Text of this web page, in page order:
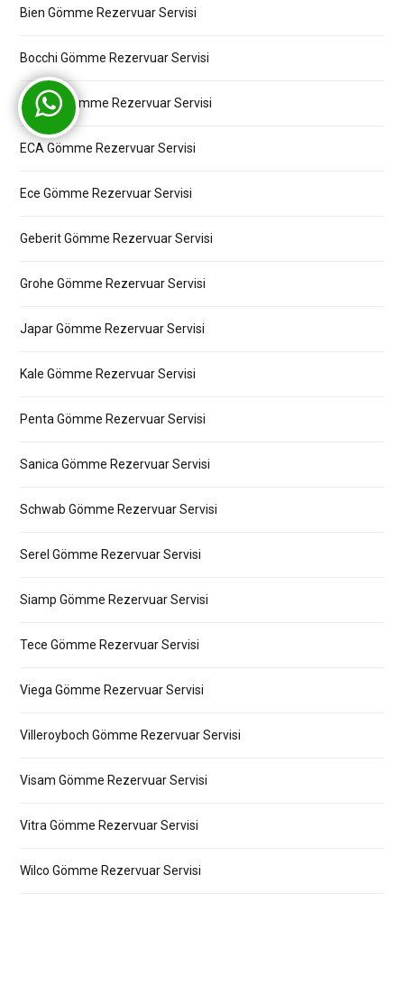
Bien Gömme Rezervuar Servisi
Bocchi Gömme Rezervuar Servisi
Creavit Gömme Rezervuar Servisi
ECA Gömme Rezervuar Servisi
Ece Gömme Rezervuar Servisi
Geberit Gömme Rezervuar Servisi
Grohe Gömme Rezervuar Servisi
Japar Gömme Rezervuar Servisi
Kale Gömme Rezervuar Servisi
Penta Gömme Rezervuar Servisi
Sanica Gömme Rezervuar Servisi
Schwab Gömme Rezervuar Servisi
Serel Gömme Rezervuar Servisi
Siamp Gömme Rezervuar Servisi
Tece Gömme Rezervuar Servisi
Viega Gömme Rezervuar Servisi
Villeroyboch Gömme Rezervuar Servisi
Visam Gömme Rezervuar Servisi
Vitra Gömme Rezervuar Servisi
Wilco Gömme Rezervuar Servisi